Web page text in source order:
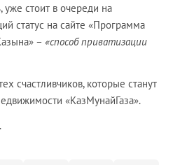
уже стоит в очереди на
статус на сайте «Программа
– «способ приватизации
счастливчиков, которые станут
«КазМунайГаза».